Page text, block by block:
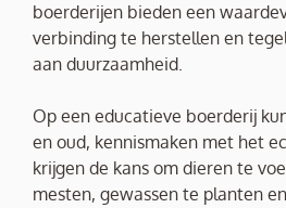
boerderijen bieden een
verbinding te herstellen en
aan duurzaamheid.
Op een educatieve boerderij
en oud, kennismaken met het
krijgen de kans om dieren te
mesten, gewassen te planten